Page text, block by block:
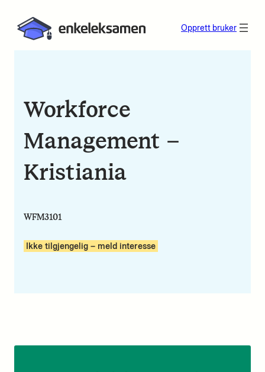
Opprett bruker
Workforce
Management –
Kristiania
WFM3101
Ikke tilgjengelig – meld interesse